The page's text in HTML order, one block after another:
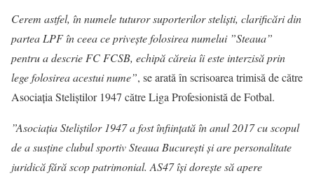
Cerem astfel, în numele tuturor suporterilor steliști, clarificări din
partea LPF în ceea ce privește folosirea numelui ”Steaua”
pentru a descrie FC FCSB, echipă căreia îi este interzisă prin
lege folosirea acestui nume”, se arată în scrisoarea trimisă de către
Asociația Steliștilor 1947 către Liga Profesionistă de Fotbal.
”Asociația Steliștilor 1947 a fost înființată în anul 2017 cu scopul
de a susține clubul sportiv Steaua București și are personalitate
juridică fără scop patrimonial. AS47 își dorește să apere